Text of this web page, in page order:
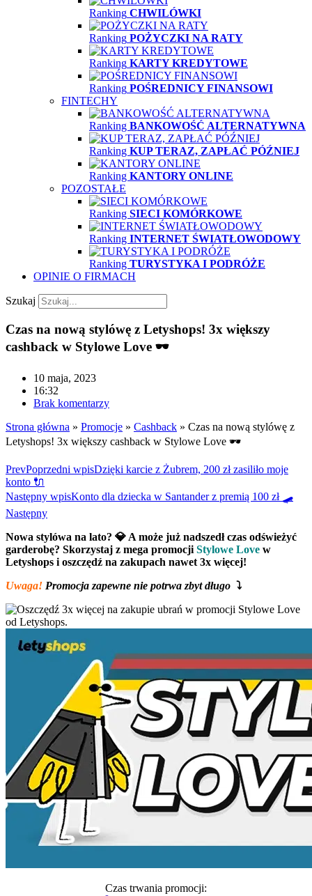
Ranking CHWILÓWKI
Ranking POŻYCZKI NA RATY
Ranking KARTY KREDYTOWE
Ranking POŚREDNICY FINANSOWI
FINTECHY
Ranking BANKOWOŚĆ ALTERNATYWNA
Ranking KUP TERAZ, ZAPŁAĆ PÓŹNIEJ
Ranking KANTORY ONLINE
POZOSTAŁE
Ranking SIECI KOMÓRKOWE
Ranking INTERNET ŚWIATŁOWODOWY
Ranking TURYSTYKA I PODRÓŻE
OPINIE O FIRMACH
Szukaj
Czas na nową stylówę z Letyshops! 3x większy
cashback w Stylowe Love 🕶
10 maja, 2023
16:32
Brak komentarzy
Strona główna » Promocje » Cashback » Czas na nową stylówę z
Letyshops! 3x większy cashback w Stylowe Love 🕶
PrevPoprzedni wpisDzięki karcie z Żubrem, 200 zł zasiliło moje
konto 🔌
Następny wpisKonto dla dziecka w Santander z premią 100 zł 🛹
Następny
Nowa stylówa na lato? 💎 A może już nadszedł czas odświeżyć
garderobę? Skorzystaj z mega promocjiStylowe Love w
Letyshops i oszczędź na zakupach nawet 3x więcej!
Uwaga! Promocja zapewne nie potrwa zbyt długo ⤵
Czas trwania promocji: